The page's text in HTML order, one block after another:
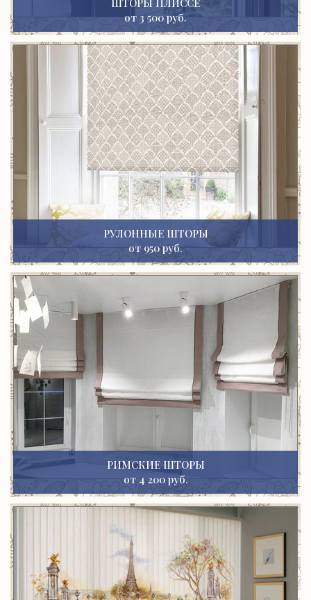
от 3 500 руб.
РУЛОННЫЕ ШТОРЫ
от 950 руб.
РИМСКИЕ ШТОРЫ
от 4 200 руб.